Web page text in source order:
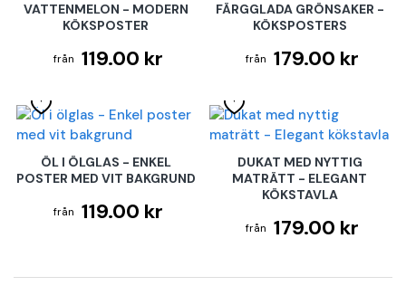
VATTENMELON - MODERN
KÖKSPOSTER
119.00 kr
FÄRGGLADA GRÖNSAKER -
KÖKSPOSTERS
179.00 kr
ÖL I ÖLGLAS - ENKEL
POSTER MED VIT BAKGRUND
119.00 kr
DUKAT MED NYTTIG
MATRÄTT - ELEGANT
KÖKSTAVLA
179.00 kr